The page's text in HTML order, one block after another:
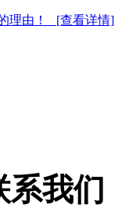
理由！ [查看详情]
系我们